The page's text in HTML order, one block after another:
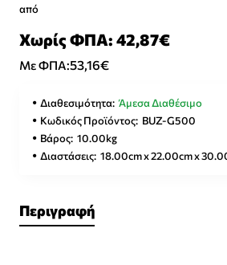
από
Με ΦΠΑ:53,16€
Χωρίς ΦΠΑ: 42,87€
Διαθεσιμότητα: Άμεσα Διαθέσιμο
Κωδικός Προϊόντος: BUZ-G500
Βάρος: 10.00kg
Διαστάσεις: 18.00cm x 22.00cm x
Περιγραφή